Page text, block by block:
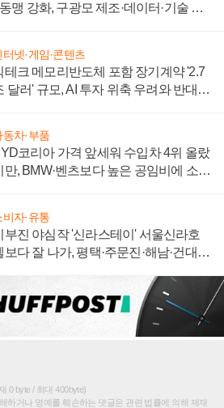
동맹 강화, 구광모 제조·데이터·기술 결
터넷·게임·콘텐츠
테크 메모리반도체 포함 장기계약 '2.7
달러' 규모, AI 투자 위축 우려와 반대
동차·부품
코리아 가격 앞세워 수입차 4위 올랐
만, BMW·벤츠보다 높은 공임비에 소비
비자·유통
부진 야심작 '신라스테이' 서울신라호
보다 잘 나가, 평택·주문진·해남·건대로
0 byte / 최대 400byte)
하거나 명예를 훼손하는 댓글은 관련 법률에 의해 제재